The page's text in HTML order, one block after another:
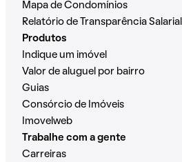
Mapa de Condomínios
Relatório de Transparência Salarial
Produtos
Indique um imóvel
Valor de aluguel por bairro
Guias
Consórcio de Imóveis
Imovelweb
Trabalhe com a gente
Carreiras